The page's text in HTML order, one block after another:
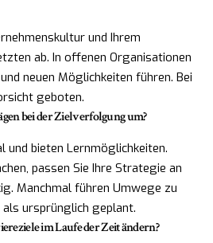
und Ihrem
ab. In offenen Organisationen
neuen Möglichkeiten führen. Bei
geboten.
bei der Zielverfolgung um?
und bieten Lernmöglichkeiten.
passen Sie Ihre Strategie an
Manchmal führen Umwege zu
ursprünglich geplant.
im Laufe der Zeit ändern?